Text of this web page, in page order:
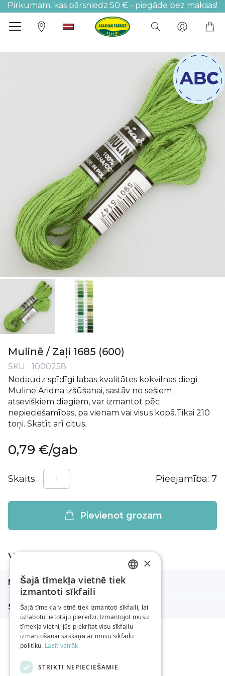
Pirkumam, kas pārsniedz 50 € - piegāde bez maksas!
Mulinē / Zaļi 1685 (600)
SKU
1000258
Nedaudz spīdīgi labas kvalitātes kokvilnas diegi
Muline Aridna izšūšanai, sastāv no sešiem
atsevišķiem diegiem, var izmantot pēc
nepieciešamības, pa vienam vai visus kopā.Tikai 210
toņi. Skatīt arī citus.
0,79 €/gab
Skaits Pieejamība: 7
Pievienot grozam
uz
galerijas
sākumu
Vairāk informācijas
Vairāk
informācijas
Metrāža m 8 m
Sastāvs 100% kokvilna
ENGLISH
×
Šajā tīmekļa vietnē tiek
izmantoti sīkfaili
Šajā tīmekļa vietnē tiek izmantoti sīkfaili, lai
uzlabotu lietotāju pieredzi. Izmantojot mūsu
tīmekļa vietni, jūs piekrītat visu sīkfailu
izmantošanai saskaņā ar mūsu sīkfailu
politiku. Lasīt vairāk
STRIKTI NEPIECIEŠAMIE